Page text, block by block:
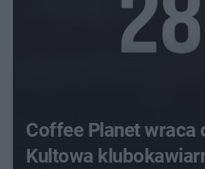
Coffee Planet wraca
Kultowa